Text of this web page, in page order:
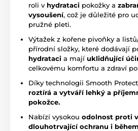
roli v hydrataci pokožky a
vysoušení, což je důležité pro
pružné pleti.
Výtažek z kořene pivoňky a
přírodní složky, které dodávají
hydrataci a mají uklidňující
celkovému komfortu a zdraví
Díky technologii Smooth
roztírá a vytváří lehký a
pokožce.
Nabízí vysokou odolnost proti
dlouhotrvající ochranu i